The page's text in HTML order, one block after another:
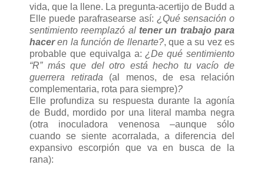
vida, que la llene. La pregunta-acertijo de Budd a
Elle puede parafrasearse así: ¿Qué sensación o
sentimiento reemplazó al tener un trabajo para
haceren la función de llenarte?, que a su vez es
probable que equivalga a:¿De qué sentimiento
“R” más que del otro está hecho tu vacío de
guerrera retirada (al menos, de esa relación
complementaria, rota para siempre)?
Elle profundiza su respuesta durante la agonía
de Budd, mordido por una literal mamba negra
(otra inoculadora venenosa –aunque sólo
cuando se siente acorralada, a diferencia del
expansivo escorpión que va en busca de la
rana):